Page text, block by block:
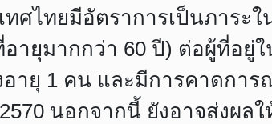
ศไทยมีอัตราการเป็นภาระใ
ายุมากกว่า 60 ปี) ต่อผู้ที่อยู่
ายุ 1 คน และมีการคาดการ
นอกจากนี้ ยังอาจส่งผล